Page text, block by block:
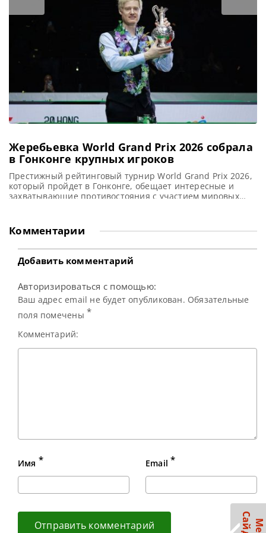
посеян под первым номером на турнире в Манчестере и
надеется завоевать свой третий титул. Турнир в
Жеребьевка World Grand Prix 2026 собрала
в Гонконге крупных игроков
Престижный рейтинговый турнир World Grand Prix 2026,
который пройдет в Гонконге, обещает интересные и
захватывающие противостояния с участием мировых
окончательно сформирован. А проведенная жеребьевка
определила захватывающие противостояния в Гонконге.
Поскольку в турнире принимают участие лишь 32 лучших
игрока на основании годового рейтинга,
Комментарии
Добавить комментарий
Авторизироваться с помощью:
Ваш адрес email не будет опубликован. Обязательные
поля помечены *
Комментарий:
Имя * Email *